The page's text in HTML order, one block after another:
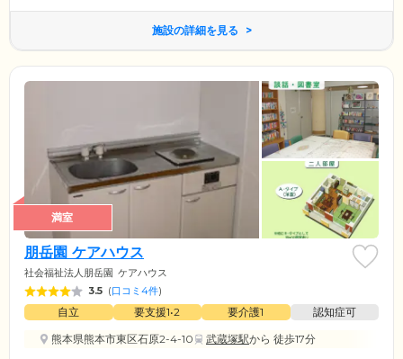
施設の詳細を見る
満室
朋岳園 ケアハウス
社会福祉法人朋岳園 ケアハウス
3.5 (口コミ4件)
自立 要支援1•2 要介護1
認知症可
熊本県熊本市東区石原2-4-10
武蔵塚駅から 徒歩17分